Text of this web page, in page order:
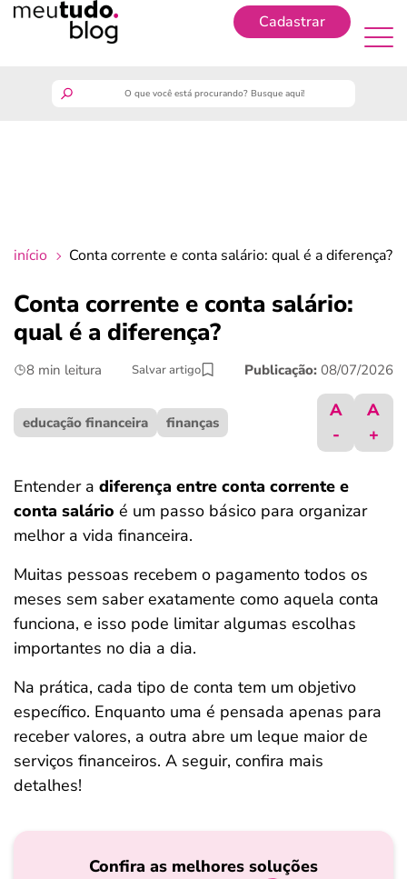
Cadastrar
crédito fácil
últimas notícias
ferramentas
início Conta corrente e conta salário: qual é a diferença?
Conta corrente e conta salário:
qual é a diferença?
8 min leitura Salvar artigo Publicação: 08/07/2026
educação financeira finanças
A
-
A
+
Entender a diferença entre conta corrente e
conta salário é um passo básico para organizar
melhor a vida financeira.
Muitas pessoas recebem o pagamento todos os
meses sem saber exatamente como aquela conta
funciona, e isso pode limitar algumas escolhas
importantes no dia a dia.
Na prática, cada tipo de conta tem um objetivo
específico. Enquanto uma é pensada apenas para
receber valores, a outra abre um leque maior de
serviços financeiros. A seguir, confira mais
detalhes!
Confira as melhores soluções